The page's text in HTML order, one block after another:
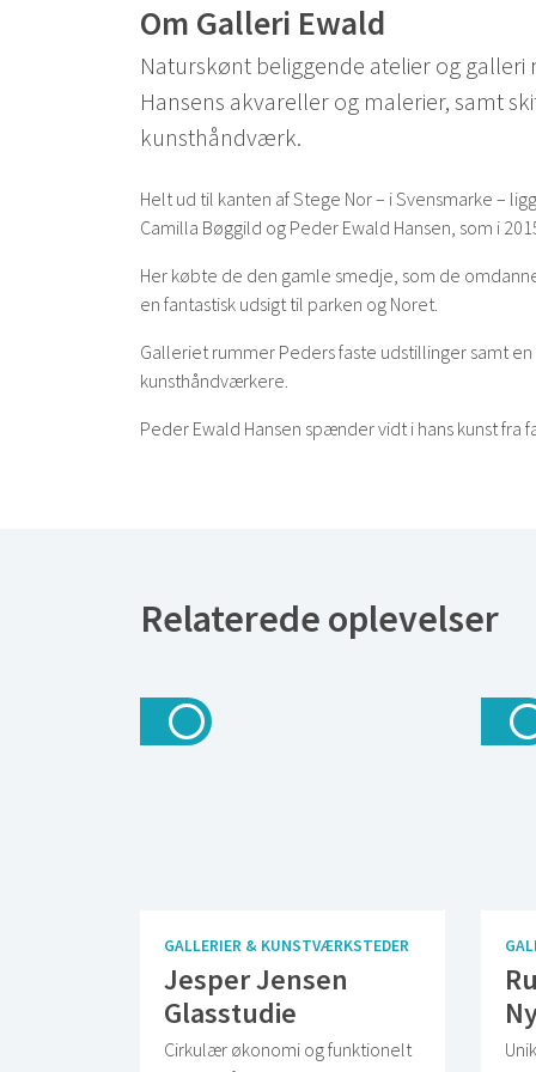
Om Galleri Ewald
Naturskønt beliggende atelier og
Hansens akvareller og malerier, samt
kunsthåndværk.
Helt ud til kanten af Stege Nor – i Svensmarke –
Camilla Bøggild og Peder Ewald Hansen, som i
Her købte de den gamle smedje, som de
en fantastisk udsigt til parken og Noret.
Galleriet rummer Peders faste udstillinger samt
kunsthåndværkere.
Peder Ewald Hansen spænder vidt i hans kunst
Relaterede oplevelser
GALLERIER & KUNSTVÆRKSTEDER
Jesper Jensen
Glasstudie
Cirkulær økonomi og funktionelt